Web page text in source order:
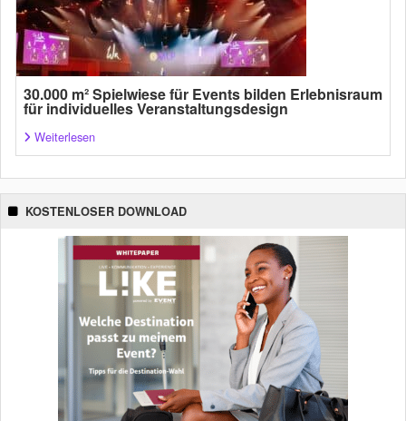
30.000 m² Spielwiese für Events bilden Erlebnisraum
für individuelles Veranstaltungsdesign
Weiterlesen
KOSTENLOSER DOWNLOAD